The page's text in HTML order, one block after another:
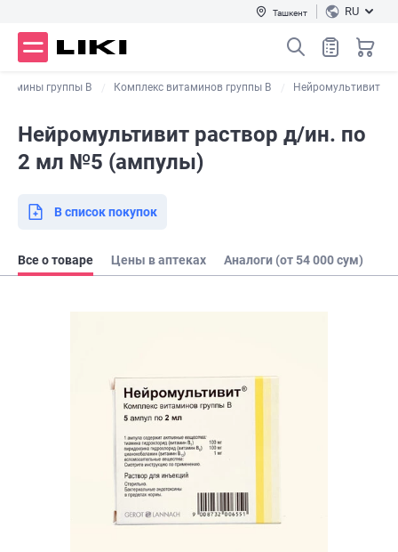
Ташкент RU
группы В Комплекс витаминов группы B Нейромультивит
Нейромультивит раствор д/ин. по
2 мл №5 (ампулы)
В список покупок
Все о товаре Цены в аптеках Аналоги (от 54 000 сум)